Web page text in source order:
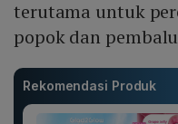
terutama untuk
popok dan
Rekomendasi Produk